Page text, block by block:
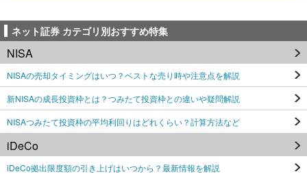
ネット証券 カテゴリ別おすすめ特集
NISA
NISAの売却タイミングはいつ？ベストな売り時や注意点を解説
新NISAの成長投資枠とは？つみたて投資枠との違いや疑問解説
NISAつみたて投資枠の平均利回りはどれくらい？計算方法など
iDeCo
iDeCo拠出限度額の引き上げはいつから？最新情報を解説